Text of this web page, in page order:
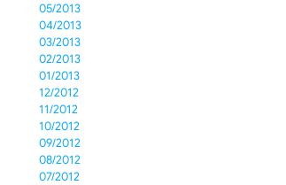
05/2013
04/2013
03/2013
02/2013
01/2013
12/2012
11/2012
10/2012
09/2012
08/2012
07/2012